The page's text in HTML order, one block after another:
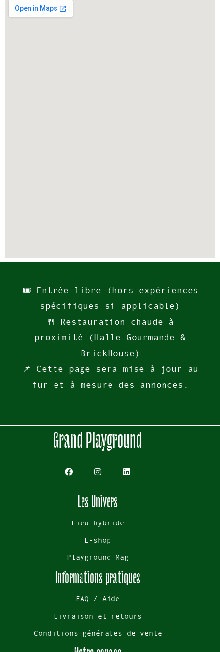
🎟️ Entrée libre (hors expériences
spécifiques si applicable)
🍴 Restauration chaude à
proximité (Halle Gourmande &
BrickHouse)
📌 Cette page sera mise à jour au
fur et à mesure des annonces.
Grand Playground
Les Univers
Lieu hybride
E-shop
Playground Mag
Informations pratiques
FAQ / Aide
Livraison et retours
Conditions générales de vente